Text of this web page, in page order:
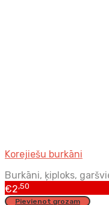
Korejiešu burkāni
Burkāni, ķiploks,
€2,50
Pievienot grozam